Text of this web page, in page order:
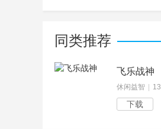
同类推荐
飞乐战神
休闲益智
下载